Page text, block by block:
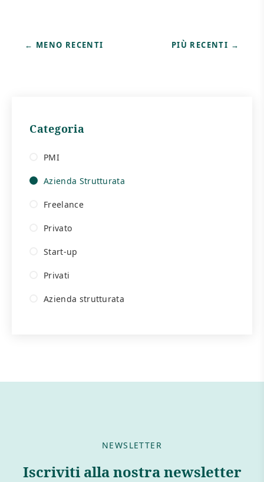
Categoria
PMI
Azienda Strutturata
Freelance
Privato
Start-up
Privati
Azienda strutturata
NEWSLETTER
Iscriviti alla nostra newsletter